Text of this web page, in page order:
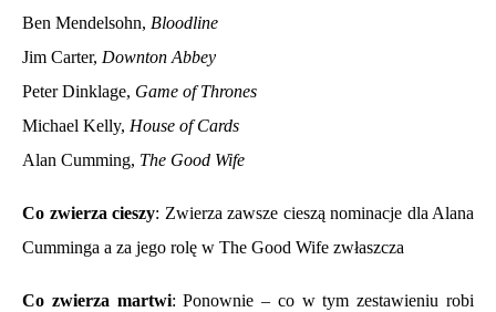
Ben Mendelsohn, Bloodline
Jim Carter, Downton Abbey
Peter Dinklage, Game of Thrones
Michael Kelly, House of Cards
Alan Cumming, The Good Wife
Co zwierza cieszy: Zwierza zawsze cieszą nominacje dla Alana
Cumminga a za jego rolę w The Good Wife zwłaszcza
Co zwierza martwi: Ponownie – co w tym zestawieniu robi